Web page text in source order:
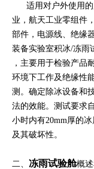
适用对户外使用
业，航天工业零组件
部件，电源线、绝缘
装备实验室积冰/冻雨
，主要用于检验产品
环境下工作及绝缘性
测。确定除冰设备和
法的效能。测试要求
小时内有20mm厚的
及其破坏性。
二、 冻雨试验舱概述